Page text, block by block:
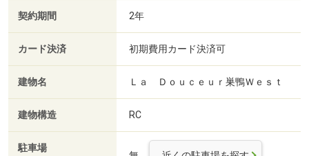
契約期間 2年
カード決済 初期費用カード決済可
建物名 Ｌａ Ｄｏｕｃｅｕｒ巣鴨Ｗｅｓｔ
建物構造 RC
駐車場